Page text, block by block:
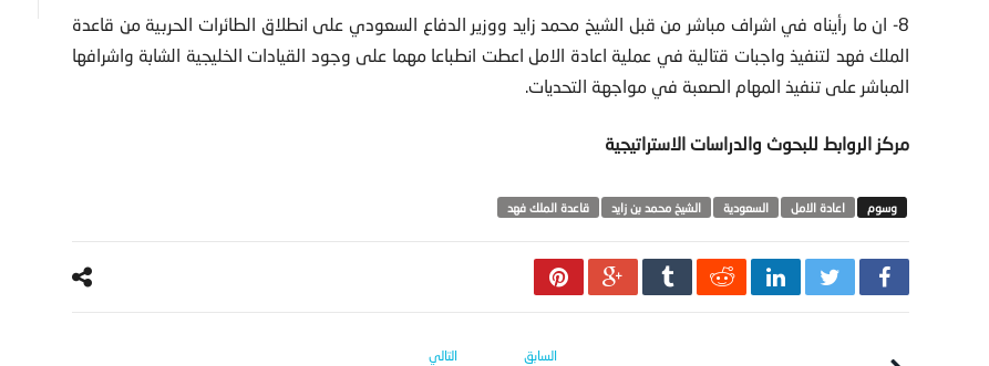
8- ان ما رأيناه في اشراف مباشر من قبل الشيخ محمد زايد ووزير الدفاع السعودي على انطلاق الطائرات الحربية من قاعدة
الملك فهد لتنفيذ واجبات قتالية في عملية اعادة الامل اعطت انطباعا مهما على وجود القيادات الخليجية الشابة واشرافها
المباشر على تنفيذ المهام الصعبة في مواجهة التحديات.
مركز الروابط للبحوث والدراسات الاستراتيجية
اعادة الامل السعودية الشيخ محمد بن زايد قاعدة الملك فهد